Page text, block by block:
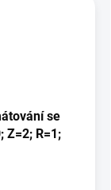
se
Z=2; R=1;